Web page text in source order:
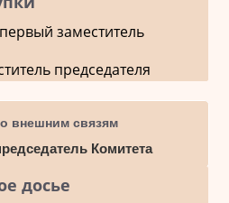
заместитель
председателя
внешним связям
Комитета
досье